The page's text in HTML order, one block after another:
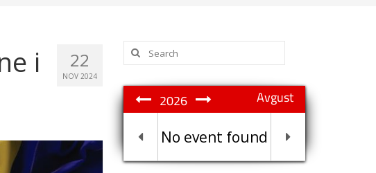
22
NOV 2024
i
Search
for:
Avgust
2026
No event found